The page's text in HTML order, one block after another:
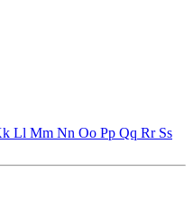
Ll Mm Nn Oo Pp Qq Rr Ss